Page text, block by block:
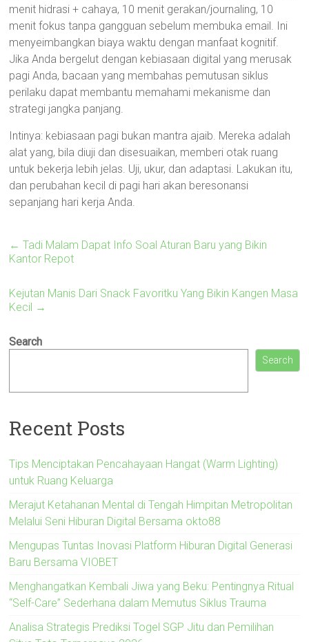
menit hidrasi + cahaya, 10 menit gerakan/journaling, 10
menit fokus tanpa gangguan sebelum membuka email. Ini
menyeimbangkan biaya waktu dengan manfaat kognitif.
Jika Anda bergelut dengan kebiasaan digital yang merusak
pagi Anda, bacaan yang membahas pemutusan siklus
perilaku dapat membantu memahami mekanisme dan
strategi jangka panjang.
Intinya: kebiasaan pagi bukan mantra ajaib. Mereka adalah
alat yang, bila diuji dan disesuaikan, memberi otak ruang
untuk bekerja lebih jelas. Uji, ukur, dan adaptasi. Lakukan itu,
dan perubahan kecil di pagi hari akan beresonansi
sepanjang hari kerja Anda.
← Tadi Malam Dapat Info Soal Aturan Baru yang Bikin
Kantor Repot
Kejutan Manis Dari Snack Favoritku Yang Bikin Kangen Masa
Kecil →
Search
Search
Recent Posts
Tips Menciptakan Pencahayaan Hangat (Warm Lighting)
untuk Ruang Keluarga
Merajut Ketahanan Mental di Tengah Himpitan Metropolitan
Melalui Seni Hiburan Digital Bersama okto88
Mengupas Tuntas Inovasi Platform Hiburan Digital Generasi
Baru Bersama VIOBET
Menghangatkan Kembali Jiwa yang Beku: Pentingnya Ritual
“Self-Care” Sederhana dalam Memutus Siklus Trauma
Analisa Strategis Prediksi Togel SGP Jitu dan Pemilihan